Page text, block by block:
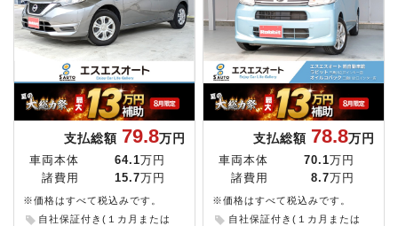
支払総額 79.8万円
車両本体 64.1 万円
諸費用
15.7 万円
※価格はすべて税込みです。
自社保証付き(１カ月または
支払総額 78.8万円
車両本体 70.1 万円
諸費用
8.7 万円
※価格はすべて税込みです。
自社保証付き(１カ月または